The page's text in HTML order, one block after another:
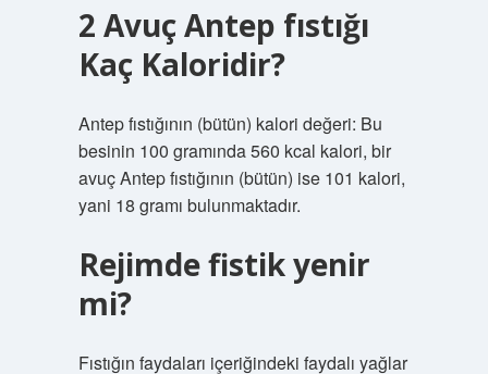
2 Avuç Antep fıstığı
Kaç Kaloridir?
Antep fıstığının (bütün) kalori değeri: Bu
besinin 100 gramında 560 kcal kalori, bir
avuç Antep fıstığının (bütün) ise 101 kalori,
yani 18 gramı bulunmaktadır.
Rejimde fistik yenir
mi?
Fıstığın faydaları içeriğindeki faydalı yağlar